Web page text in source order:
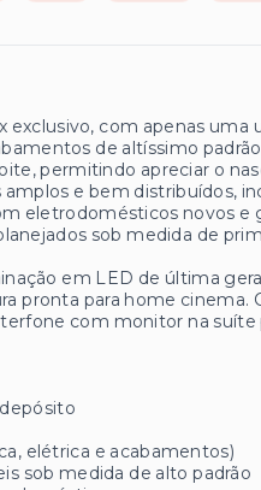
exclusivo, com apenas
de altíssimo
permitindo apreciar o
e bem distribuídos,
eletrodomésticos novos e
sob medida de
em LED de última
pronta para home cinema.
com monitor na suíte
elétrica e acabamentos)
sob medida de alto padrão